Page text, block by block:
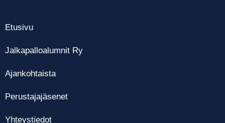
Etusivu
Jalkapalloalumnit Ry
Ajankohtaista
Perustajajäsenet
Yhteystiedot